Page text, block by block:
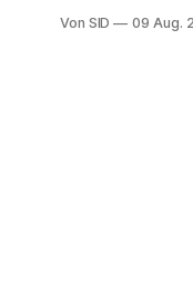
Von SID 09 Aug.